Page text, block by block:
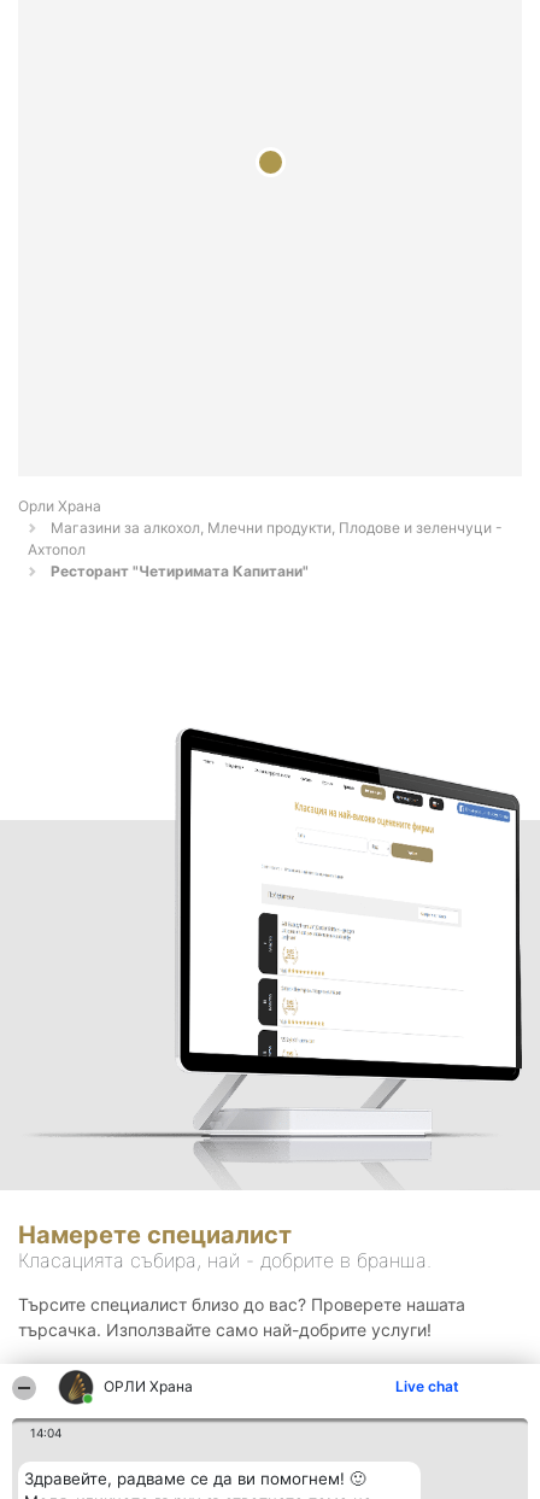
ОРЛИ Храна Live chat
14:04
Здравейте, радваме се да ви помогнем! 🙂
Орли Храна
Магазини за алкохол, Млечни продукти, Плодове и зеленчуци -
Ахтопол
Ресторант "Четиримата Капитани"
Намерете специалист
Класацията събира, най - добрите в бранша.
Търсите специалист близо до вас? Проверете нашата
търсачка. Използвайте само най-добрите услуги!